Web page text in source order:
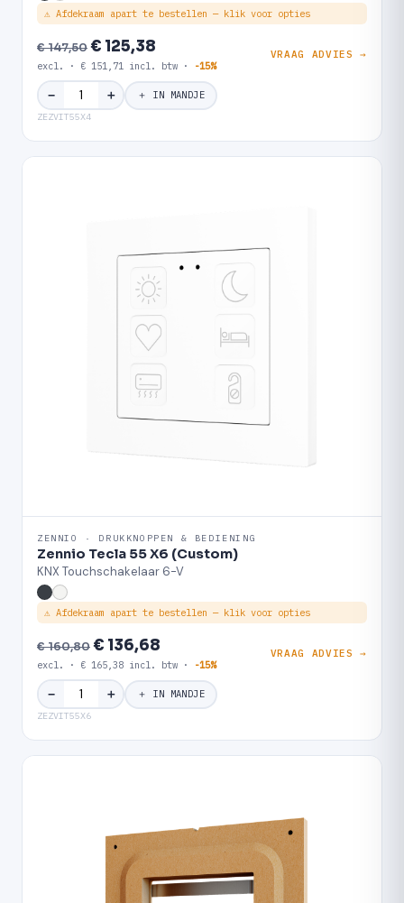
⚠ Afdekraam apart te bestellen — klik voor opties
€ 147,50€ 125,38
excl. · € 151,71 incl. btw · -15%
VRAAG ADVIES →
− ＋ ＋ IN MANDJE
ZEZVIT55X4
ZENNIO · DRUKKNOPPEN & BEDIENING
Zennio Tecla 55 X6 (Custom)
KNX Touchschakelaar 6-V
⚠ Afdekraam apart te bestellen — klik voor opties
€ 160,80€ 136,68
excl. · € 165,38 incl. btw · -15%
VRAAG ADVIES →
− ＋ ＋ IN MANDJE
ZEZVIT55X6